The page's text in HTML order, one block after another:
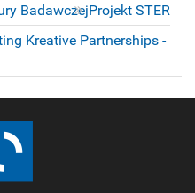
BadawczejProjekt STER
Kreative Partnerships -